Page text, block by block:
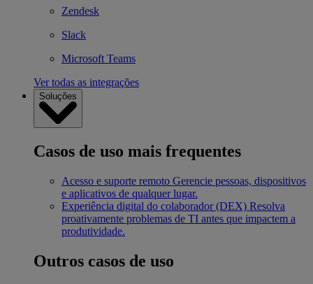
Zendesk
Slack
Microsoft Teams
Ver todas as integrações
Soluções
Casos de uso mais frequentes
Acesso e suporte remoto Gerencie pessoas, dispositivos
e aplicativos de qualquer lugar.
Experiência digital do colaborador (DEX) Resolva
proativamente problemas de TI antes que impactem a
produtividade.
Outros casos de uso